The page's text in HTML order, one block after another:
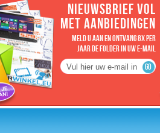
NIEUWSBRIEF VOL
MET AANBIEDINGEN
MELD U AAN EN ONTVANG 8X PER
JAAR DE FOLDER IN UW E-MAIL